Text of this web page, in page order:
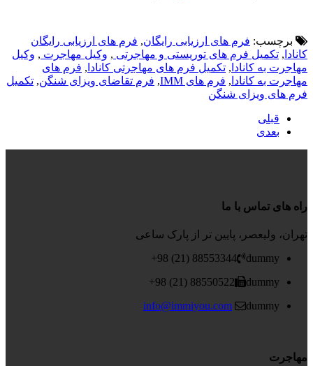
برچسب: فرم های ارزیابی رایگان, فرم های ارزیابی رایگان
کانادا , تکمیل فرم های توریستی و مهاجرتی , وکیل مهاجرت , وکیل
مهاجرت به کانادا , تکمیل فرم های مهاجرتی کانادا , فرم های
مهاجرت به کانادا , فرم های IMM , فرم تقاضای ویزای شنگن, تکمیل
فرم های ویزای شنگن
قبلی
بعدی
راه های تماس با ما
تهران، ولیعصر، پایین تر از پارک ساعی
dummy
88553344 (21) 98+
dummy
88550522 (21) 98+
dummy
info@immiyou.com
مهاجرت